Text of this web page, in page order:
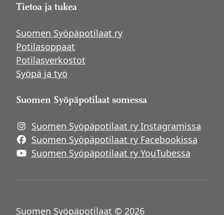
Tietoa ja tukea
Suomen Syöpäpotilaat ry
Potilasoppaat
Potilasverkostot
Syöpä ja työ
Suomen Syöpäpotilaat somessa
Suomen Syöpäpotilaat ry Instagramissa
Suomen Syöpäpotilaat ry Facebookissa
Suomen Syöpäpotilaat ry YouTubessa
Suomen Syöpäpotilaat © 2026